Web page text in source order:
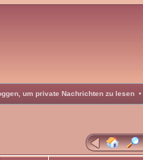
um private Nachrichten zu lesen •